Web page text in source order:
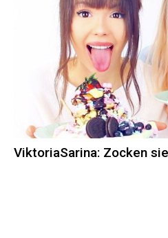
ViktoriaSarina: Zocken